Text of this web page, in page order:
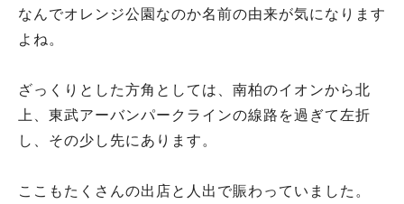
なんでオレンジ公園なのか名前の由来が気になります
よね。
ざっくりとした方角としては、南柏のイオンから北
上、東武アーバンパークラインの線路を過ぎて左折
し、その少し先にあります。
ここもたくさんの出店と人出で賑わっていました。